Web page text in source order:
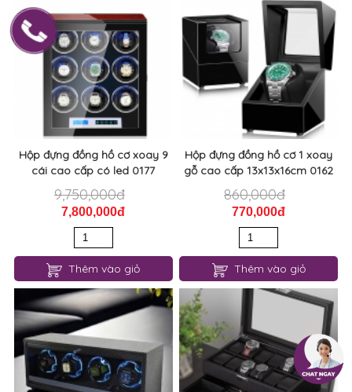
Hộp đựng đồng hồ cơ xoay 9
cái cao cấp có led 0177
9,750,000đ
7,800,000đ
Thêm vào giỏ
Hộp đựng đồng hồ cơ 1 xoay
gỗ cao cấp 13x13x16cm 0162
860,000đ
770,000đ
Thêm vào giỏ